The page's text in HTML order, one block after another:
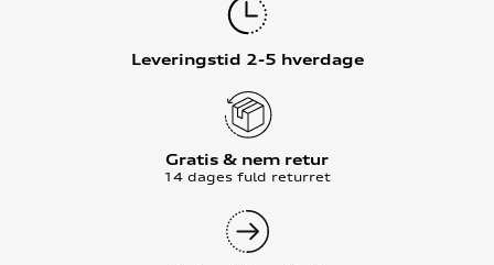
Leveringstid 2-5 hverdage
Gratis & nem retur
14 dages fuld returret